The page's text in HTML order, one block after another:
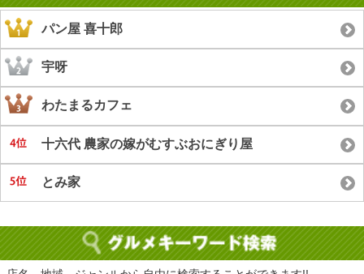
パン屋 喜十郎
宇呀
わたまるカフェ
十六代 農家の嫁がむすぶおにぎり屋
とみ家